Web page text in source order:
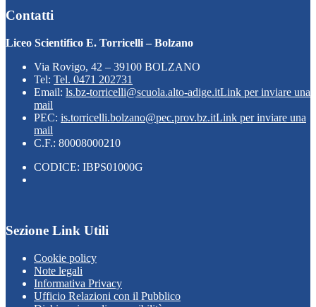
Contatti
Liceo Scientifico E. Torricelli – Bolzano
Via Rovigo, 42 – 39100 BOLZANO
Tel: Tel. 0471 202731
Email: ls.bz-torricelli@scuola.alto-adige.itLink per inviare una
mail
PEC: is.torricelli.bolzano@pec.prov.bz.itLink per inviare una
mail
C.F.: 80008000210
CODICE: IBPS01000G
Sezione Link Utili
Cookie policy
Note legali
Informativa Privacy
Ufficio Relazioni con il Pubblico